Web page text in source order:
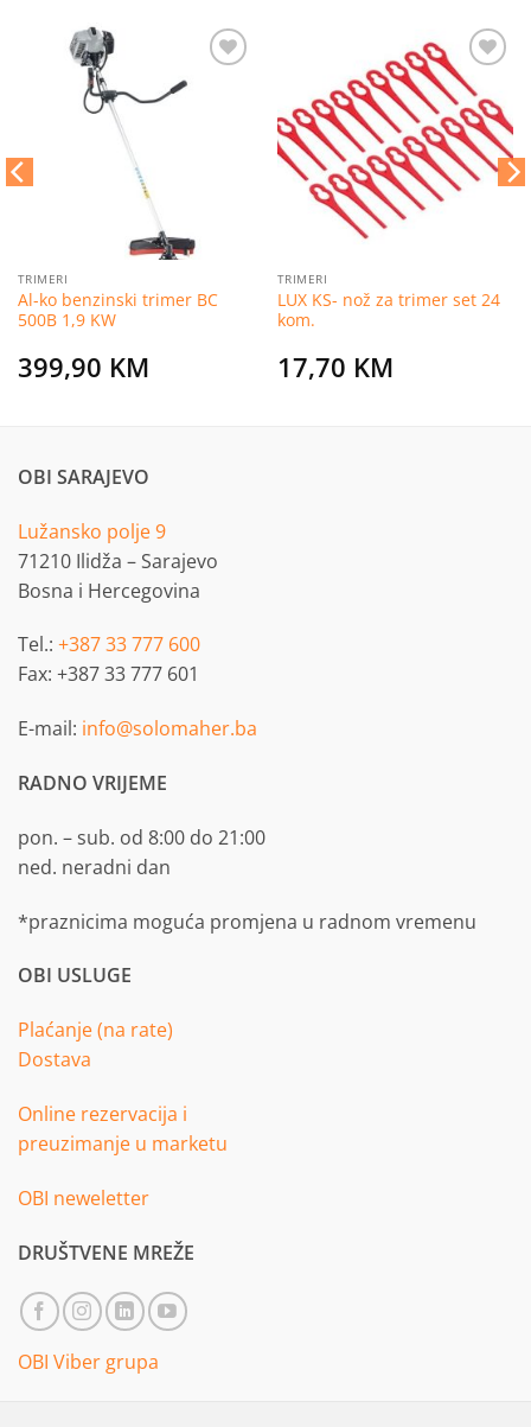
TRIMERI
Al-ko benzinski trimer BC
500B 1,9 KW
399,90 KM
Dodaj
na
listu
želja
TRIMERI
LUX KS- nož za trimer set 24
kom.
17,70 KM
OBI SARAJEVO
Lužansko polje 9
71210 Ilidža – Sarajevo
Bosna i Hercegovina
Tel.: +387 33 777 600
Fax: +387 33 777 601
E-mail: info@solomaher.ba
RADNO VRIJEME
pon. – sub. od 8:00 do 21:00
ned. neradni dan
*praznicima moguća promjena u radnom vremenu
OBI USLUGE
Plaćanje (na rate)
Dostava
Online rezervacija i
preuzimanje u marketu
OBI neweletter
DRUŠTVENE MREŽE
OBI Viber grupa